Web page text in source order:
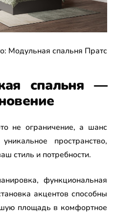
Модульная спальня Пратс
спальня —
не ограничение, а шанс
пространство,
стиль и потребности.
функциональная
акцентов способны
площадь в комфортное